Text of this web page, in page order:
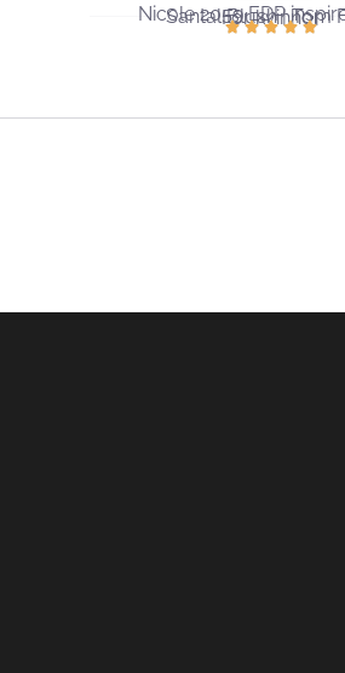
Nicole 2059 EDP
Santal Blush | Tom
För kvinnor